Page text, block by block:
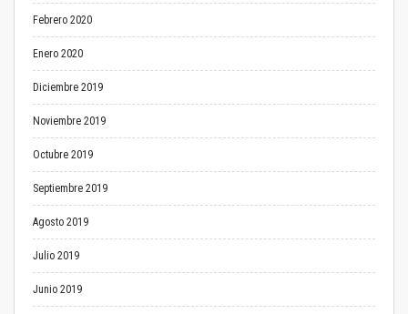
Febrero 2020
Enero 2020
Diciembre 2019
Noviembre 2019
Octubre 2019
Septiembre 2019
Agosto 2019
Julio 2019
Junio 2019